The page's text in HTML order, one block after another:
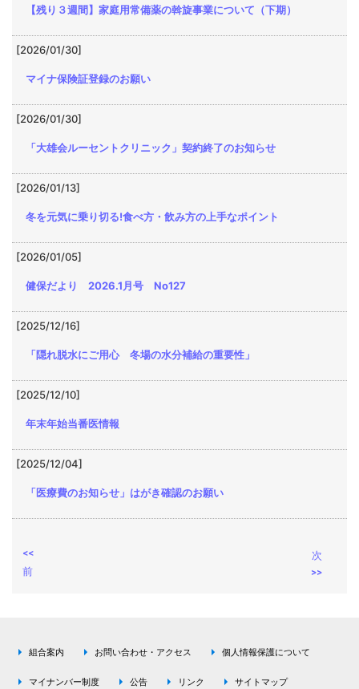
【残り３週間】家庭用常備薬の斡旋事業について（下期）
[2026/01/30]
マイナ保険証登録のお願い
[2026/01/30]
「大雄会ルーセントクリニック」契約終了のお知らせ
[2026/01/13]
冬を元気に乗り切る!食べ方・飲み方の上手なポイント
[2026/01/05]
健保だより 2026.1月号 No127
[2025/12/16]
「隠れ脱水にご用心 冬場の水分補給の重要性」
[2025/12/10]
年末年始当番医情報
[2025/12/04]
「医療費のお知らせ」はがき確認のお願い
<<
前
次
>>
組合案内 お問い合わせ・アクセス 個人情報保護について
マイナンバー制度 公告 リンク サイトマップ